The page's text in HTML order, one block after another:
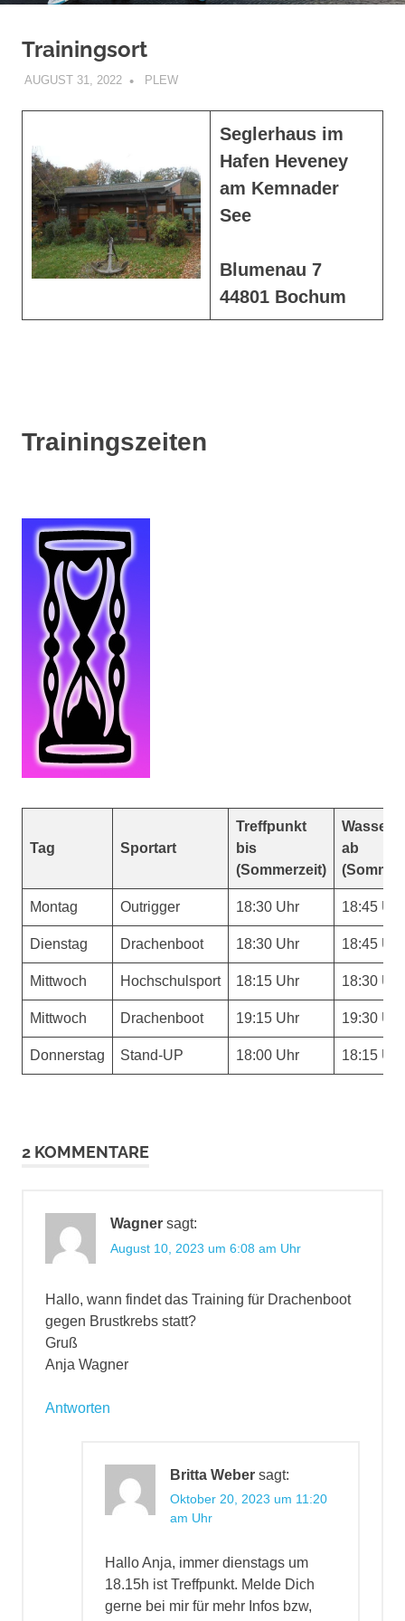
Trainingsort
AUGUST 31, 2022 PLEWTRAININSORT/-ZEIT
Seglerhaus im
Hafen Heveney
am Kemnader
See
Blumenau 7
44801 Bochum
Trainingszeiten
Tag Sportart
Treffpunkt
bis
(Sommerzeit)
ab
Montag Outrigger 18:30 Uhr 18:45 Uhr
Dienstag Drachenboot 18:30 Uhr 18:45 Uhr
Mittwoch Hochschulsport 18:15 Uhr 18:30 Uhr
Mittwoch Drachenboot 19:15 Uhr 19:30 Uhr
Donnerstag Stand-UP 18:00 Uhr 18:15 Uhr
2 KOMMENTARE
Wagner sagt:
August 10, 2023 um 6:08 am Uhr
Hallo, wann findet das Training für Drachenboot
gegen Brustkrebs statt?
Gruß
Anja Wagner
Antworten
Britta Weber sagt:
Oktober 20, 2023 um 11:20
am Uhr
Hallo Anja, immer dienstags um
18.15h ist Treffpunkt. Melde Dich
gerne bei mir für mehr Infos bzw,